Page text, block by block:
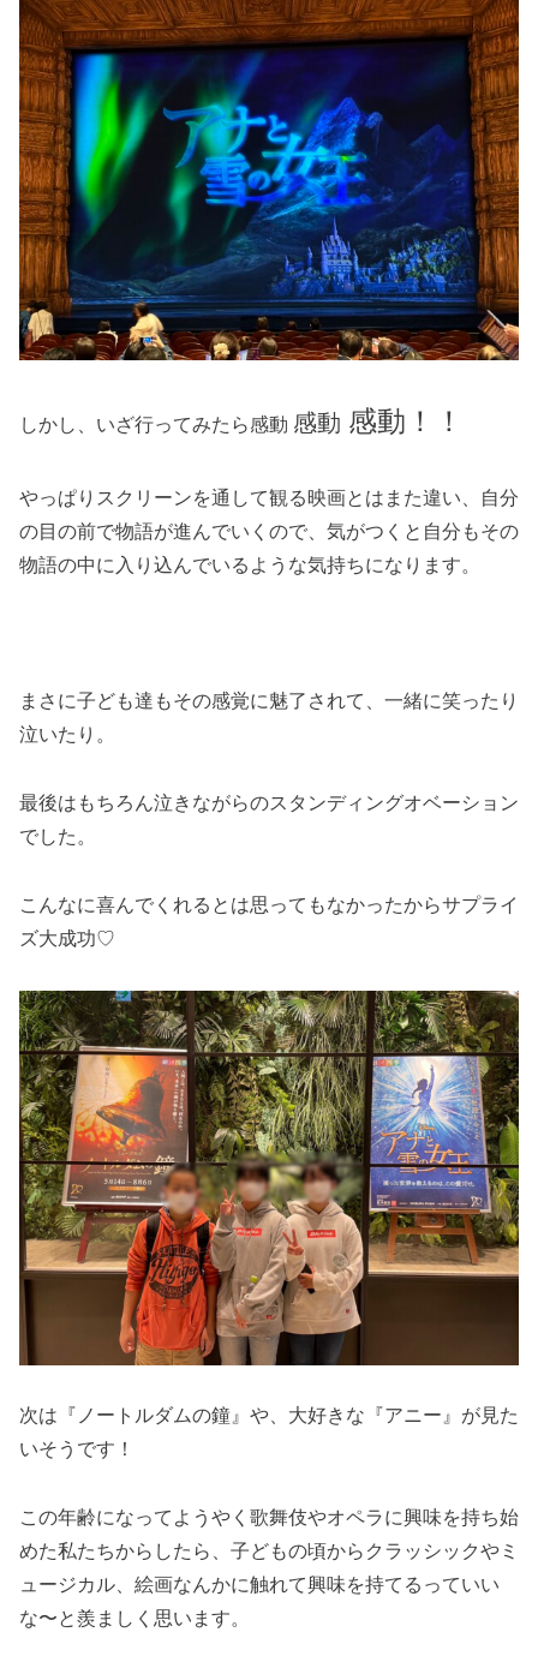
しかし、いざ行ってみたら感動 感動 感動！！
やっぱりスクリーンを通して観る映画とはまた違い、自分
の目の前で物語が進んでいくので、気がつくと自分もその
物語の中に入り込んでいるような気持ちになります。
まさに子ども達もその感覚に魅了されて、一緒に笑ったり
泣いたり。
最後はもちろん泣きながらのスタンディングオベーション
でした。
こんなに喜んでくれるとは思ってもなかったからサプライ
ズ大成功♡
次は『ノートルダムの鐘』や、大好きな『アニー』が見た
いそうです！
この年齢になってようやく歌舞伎やオペラに興味を持ち始
めた私たちからしたら、子どもの頃からクラッシックやミ
ュージカル、絵画なんかに触れて興味を持てるっていい
な〜と羨ましく思います。